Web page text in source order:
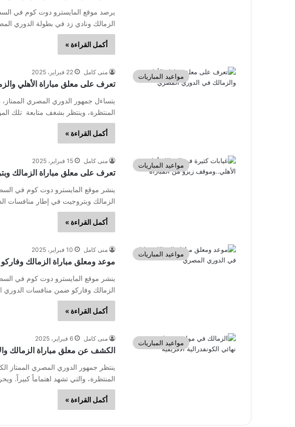
يرصد موقع المايسترو دوت كوم في
الزمالك ونادي زد في بطولة الدوري
أكمل القراءة »
مواعيد المباريات
منى كامل 22 فبراير، 2025
تعرف على معلق مباراة الأهلي
يتساءل جمهور الدوري المصري
المنتظرة، وينتظر بشغف متابعة تلك
أكمل القراءة »
مواعيد المباريات
منى كامل 15 فبراير، 2025
تعرف على معلق مباراة الزمالك
ينشر موقع المايسترو دوت كوم في
الزمالك وبتروجيت في إطار منافسات
أكمل القراءة »
مواعيد المباريات
منى كامل 10 فبراير، 2025
موعد ومعلق مباراة الزمالك
ينشر موقع المايسترو دوت كوم في
الزمالك وفاركو ضمن منافسات
أكمل القراءة »
مواعيد المباريات
منى كامل 6 فبراير، 2025
الكشف عن معلق مباراة الزمالك
ينتظر جمهور الدوري المصري الممتاز
المنتظرة، والتي تشهد اهتماماً كبيراً.
أكمل القراءة »